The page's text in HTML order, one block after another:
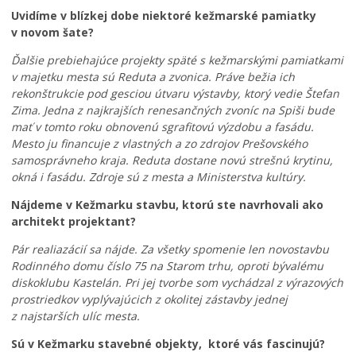
Uvidíme v blízkej dobe niektoré kežmarské pamiatky
v novom šate?
Ďalšie prebiehajúce projekty späté s kežmarskými pamiatkami
v majetku mesta sú Reduta a zvonica. Práve bežia ich
rekonštrukcie pod gesciou útvaru výstavby, ktorý vedie Štefan
Zima. Jedna z najkrajších renesančných zvoníc na Spiši bude
mať v tomto roku obnovenú sgrafitovú výzdobu a fasádu.
Mesto ju financuje z vlastných a zo zdrojov Prešovského
samosprávneho kraja. Reduta dostane novú strešnú krytinu,
okná i fasádu. Zdroje sú z mesta a Ministerstva kultúry.
Nájdeme v Kežmarku stavbu, ktorú ste navrhovali ako
architekt projektant?
Pár realiazácií sa nájde. Za všetky spomenie len novostavbu
Rodinného domu číslo 75 na Starom trhu, oproti bývalému
diskoklubu Kastelán. Pri jej tvorbe som vychádzal z výrazových
prostriedkov vyplývajúcich z okolitej zástavby jednej
z najstarších ulíc mesta.
Sú v Kežmarku stavebné objekty, ktoré vás fascinujú?
s
i
u
ž
í
v
a
j
ú
p
r
á
z
d
n
i
n
y
,
p
r
s
t
i
č
n
é
a
k
t
i
v
i
t
y
p
o
k
r
a
č
u
ú
p
r
á
v
e
v
a
š
e
d
e
t
i
?
M
s
P
o
p
ä